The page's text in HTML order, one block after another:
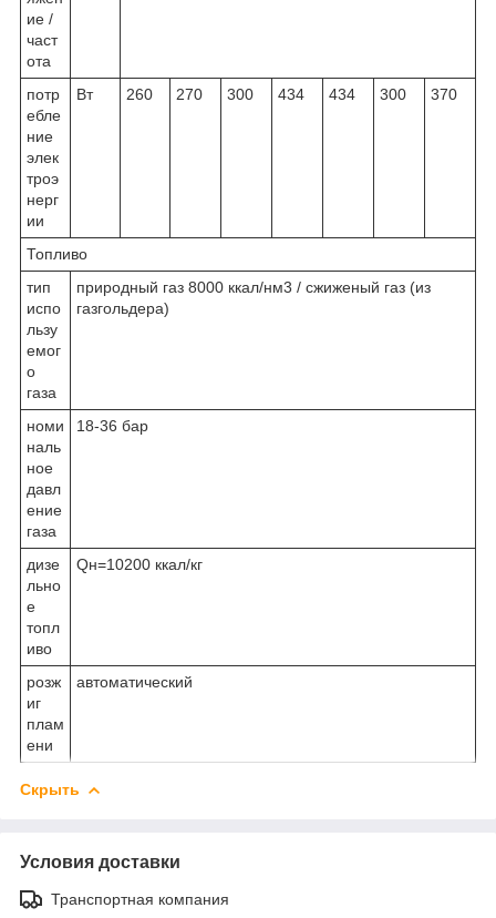
ие /
част
ота
потр
ебле
ние
элек
троэ
нерг
ии
Вт 260 270 300 434 434 300 370
Топливо
тип
испо
льзу
емог
о
газа
природный газ 8000 ккал/нм3 / сжиженый газ (из
газгольдера)
номи
наль
ное
давл
ение
газа
18-36 бар
дизе
льно
е
топл
иво
Qн=10200 ккал/кг
розж
иг
плам
ени
автоматический
Скрыть
Условия доставки
Транспортная компания